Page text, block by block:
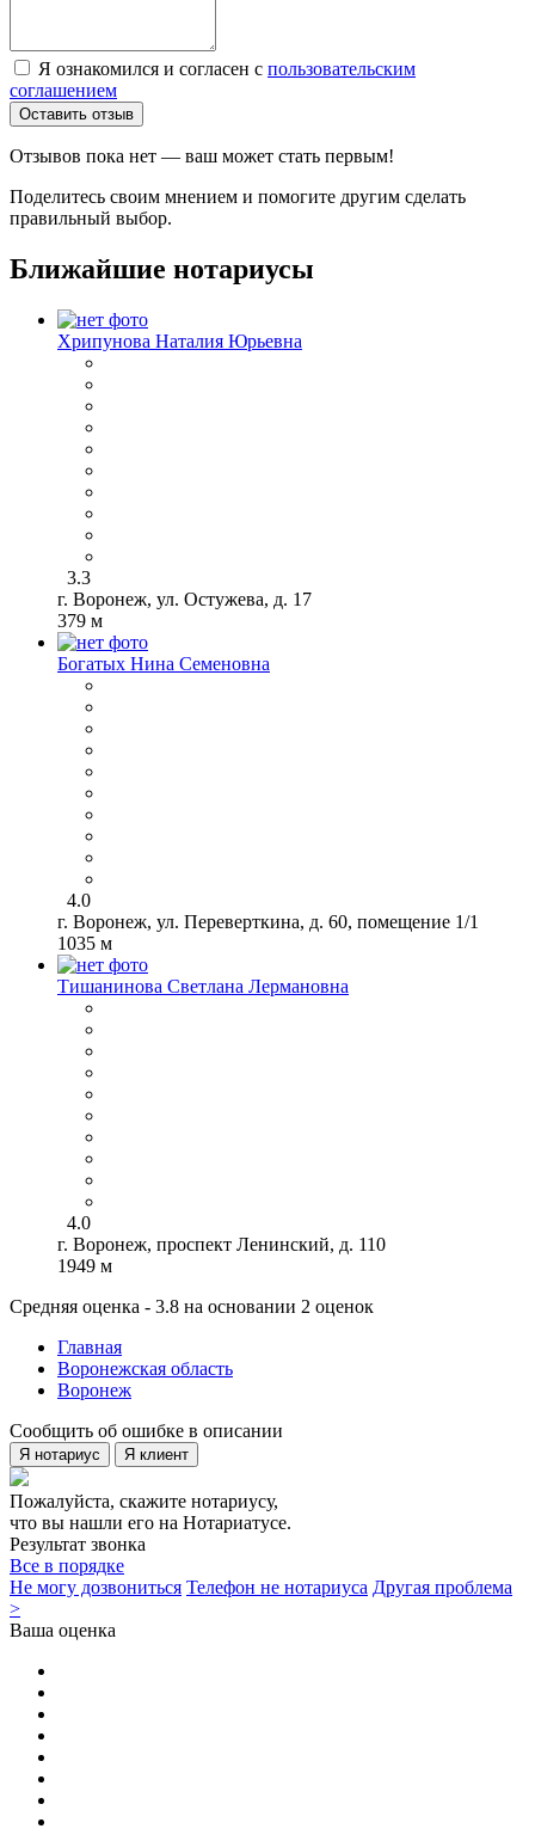
Я ознакомился и согласен с пользовательским
соглашением
Оставить отзыв
Отзывов пока нет — ваш может стать первым!
Поделитесь своим мнением и помогите другим сделать
правильный выбор.
Ближайшие нотариусы
Хрипунова Наталия Юрьевна
3.3
г. Воронеж, ул. Остужева, д. 17
379 м
Богатых Нина Семеновна
4.0
г. Воронеж, ул. Переверткина, д. 60, помещение 1/1
1035 м
Тишанинова Светлана Лермановна
4.0
г. Воронеж, проспект Ленинский, д. 110
1949 м
Средняя оценка - 3.8 на основании 2 оценок
Главная
Воронежская область
Воронеж
Сообщить об ошибке в описании
Я нотариус Я клиент
Пожалуйста, скажите нотариусу,
что вы нашли его на Нотариатусе.
Результат звонка
Все в порядке
Не могу дозвониться Телефон не нотариуса Другая проблема
>
Ваша оценка